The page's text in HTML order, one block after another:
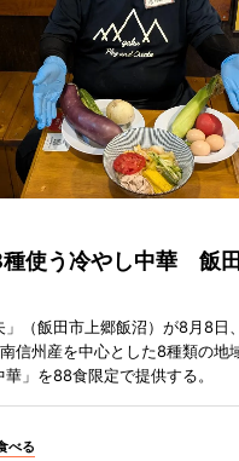
使う冷やし中華 飯
」（飯田市上郷飯沼）が8月8日
信州産を中心とした8種類の地
」を88食限定で提供する。
べる